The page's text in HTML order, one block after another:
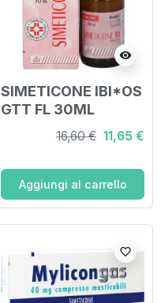
visibility
SIMETICONE IBI*OS
GTT FL 30ML
16,60 € 11,65 €
Aggiungi al carrello
favorite_border